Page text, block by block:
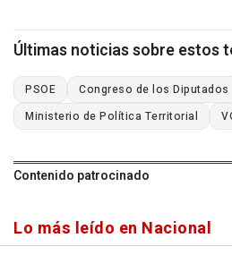
Últimas noticias sobre estos
PSOE
Congreso de los Diputados
Ministerio de Política Territorial
Contenido patrocinado
Lo más leído en Nacional